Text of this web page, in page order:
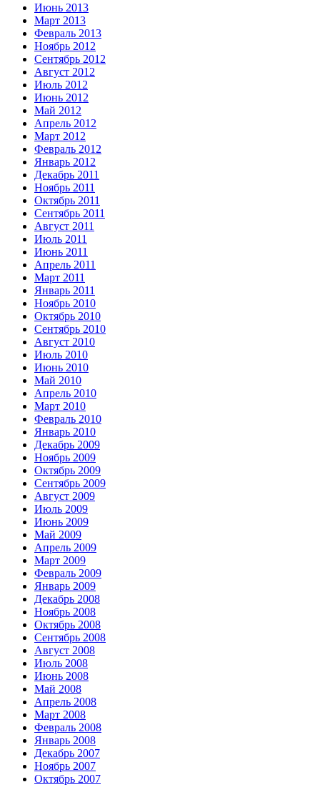
Июнь 2013
Март 2013
Февраль 2013
Ноябрь 2012
Сентябрь 2012
Август 2012
Июль 2012
Июнь 2012
Май 2012
Апрель 2012
Март 2012
Февраль 2012
Январь 2012
Декабрь 2011
Ноябрь 2011
Октябрь 2011
Сентябрь 2011
Август 2011
Июль 2011
Июнь 2011
Апрель 2011
Март 2011
Январь 2011
Ноябрь 2010
Октябрь 2010
Сентябрь 2010
Август 2010
Июль 2010
Июнь 2010
Май 2010
Апрель 2010
Март 2010
Февраль 2010
Январь 2010
Декабрь 2009
Ноябрь 2009
Октябрь 2009
Сентябрь 2009
Август 2009
Июль 2009
Июнь 2009
Май 2009
Апрель 2009
Март 2009
Февраль 2009
Январь 2009
Декабрь 2008
Ноябрь 2008
Октябрь 2008
Сентябрь 2008
Август 2008
Июль 2008
Июнь 2008
Май 2008
Апрель 2008
Март 2008
Февраль 2008
Январь 2008
Декабрь 2007
Ноябрь 2007
Октябрь 2007